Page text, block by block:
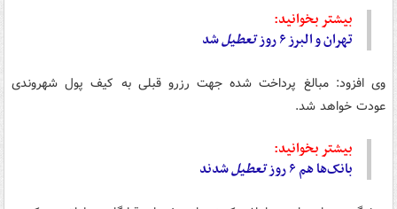
بیشتر بخوانید:
تهران‌ و البرز ۶ روز
تعطیلشد
وی افزود: مبالغ پرداخت شده جهت رزرو قبلی به کیف پول شهروندی
عودت خواهد شد.
بیشتر بخوانید:
بانک‌ها هم ۶ روز
تعطیلشدند